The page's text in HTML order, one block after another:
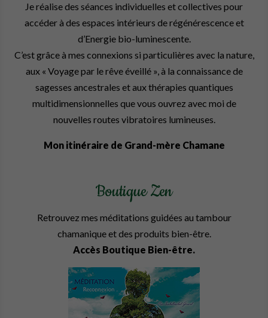
Je réalise des séances individuelles et collectives pour
accéder à des espaces intérieurs de régénérescence et
d’Energie bio-luminescente.
C’est grâce à mes connexions si particulières avec la nature,
aux « Voyage par le rêve éveillé », à la connaissance de
sagesses ancestrales et aux thérapies quantiques
multidimensionnelles que vous ouvrez avec moi de
nouvelles routes vibratoires lumineuses.
Mon itinéraire de Grand-mère Chamane
Boutique Zen
Retrouvez mes méditations guidées au tambour
chamanique et des produits bien-être.
Accès Boutique Bien-être.